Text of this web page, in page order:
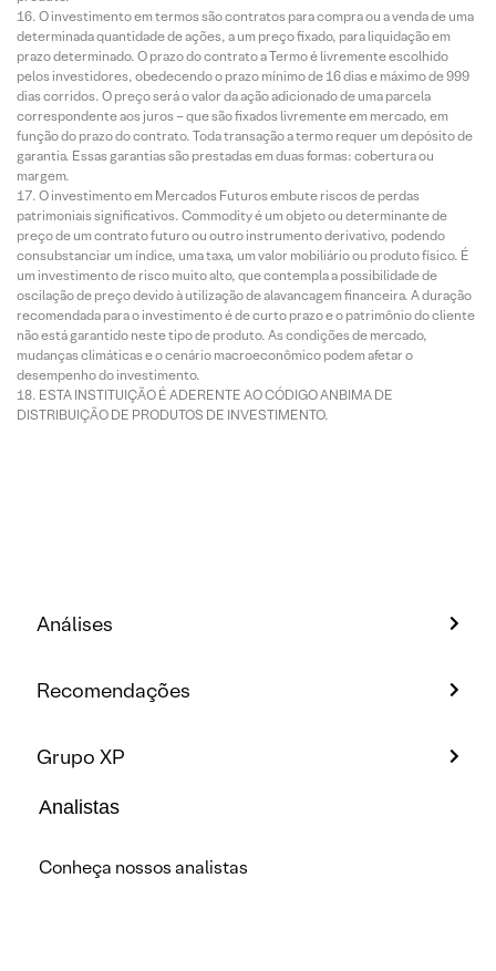
O investimento em termos são contratos para compra ou a venda de uma
determinada quantidade de ações, a um preço fixado, para liquidação em
prazo determinado. O prazo do contrato a Termo é livremente escolhido
pelos investidores, obedecendo o prazo mínimo de 16 dias e máximo de 999
dias corridos. O preço será o valor da ação adicionado de uma parcela
correspondente aos juros – que são fixados livremente em mercado, em
função do prazo do contrato. Toda transação a termo requer um depósito de
garantia. Essas garantias são prestadas em duas formas: cobertura ou
margem.
O investimento em Mercados Futuros embute riscos de perdas
patrimoniais significativos. Commodity é um objeto ou determinante de
preço de um contrato futuro ou outro instrumento derivativo, podendo
consubstanciar um índice, uma taxa, um valor mobiliário ou produto físico. É
um investimento de risco muito alto, que contempla a possibilidade de
oscilação de preço devido à utilização de alavancagem financeira. A duração
recomendada para o investimento é de curto prazo e o patrimônio do cliente
não está garantido neste tipo de produto. As condições de mercado,
mudanças climáticas e o cenário macroeconômico podem afetar o
desempenho do investimento.
ESTA INSTITUIÇÃO É ADERENTE AO CÓDIGO ANBIMA DE
DISTRIBUIÇÃO DE PRODUTOS DE INVESTIMENTO.
Análises
Recomendações
Grupo XP
Analistas
Conheça nossos analistas